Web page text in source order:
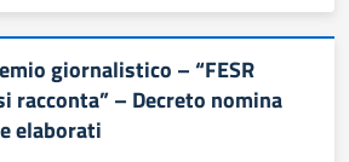
giornalistico – “FESR
racconta” – Decreto nomina
elaborati